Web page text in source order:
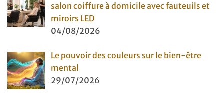
salon coiffure à domicile avec fauteuils et
miroirs LED
04/08/2026
Le pouvoir des couleurs sur le bien-être
mental
29/07/2026